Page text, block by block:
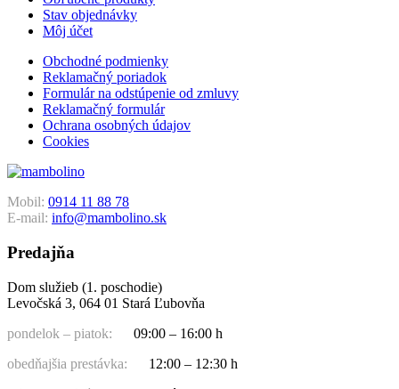
Stav objednávky
Môj účet
Obchodné podmienky
Reklamačný poriadok
Formulár na odstúpenie od zmluvy
Reklamačný formulár
Ochrana osobných údajov
Cookies
Mobil: 0914 11 88 78
E-mail: info@mambolino.sk
Predajňa
Dom služieb (1. poschodie)
Levočská 3, 064 01 Stará Ľubovňa
pondelok – piatok:
09:00 – 16:00 h
obedňajšia prestávka:
12:00 – 12:30 h